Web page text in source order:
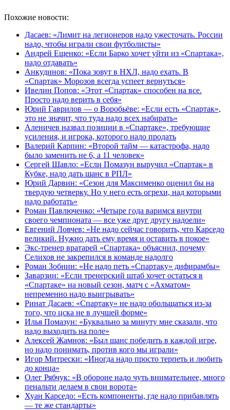
Похожие новости:
Дасаев: «Лимит на легионеров надо ужесточать. России
надо, чтобы играли свои футболисты»
Андрей Ещенко: «Если Барко хочет уйти из «Спартака»,
надо отдавать»
Анкудинов: «Пока зовут в НХЛ, надо ехать. В
«Спартак» Морозов всегда успеет вернуться»
Ивелин Попов: «Этот «Спартак» способен на все.
Просто надо верить в себя»
Юрий Гаврилов — о Воробьёве: «Если есть «Спартак»,
это не значит, что туда надо всех набирать»
Аленичев назвал позиции в «Спартаке», требующие
усиления, и игрока, которого надо продать
Валерий Карпин: «Второй тайм — катастрофа, надо
было заменить не 6, а 11 человек»
Сергей Шавло: «Если Помазун выручил «Спартак» в
Кубке, надо дать шанс в РПЛ»
Юрий Дарвин: «Сезон для Максименко оценил бы на
твердую четверку. Но у него есть огрехи, над которыми
надо работать»
Роман Павлюченко: «Четыре года варимся внутри
своего чемпионата — все уже друг другу надоели»
Евгений Ловчев: «Не надо сейчас говорить, что Карседо
великий. Нужно дать ему время и оставить в покое»
Экс-тренер вратарей «Спартака» объяснил, почему
Селихов не закрепился в команде надолго
Роман Зобнин: «Не надо петь «Спартаку» дифирамбы»
Заварзин: «Если тренерский штаб хочет остаться в
«Спартаке» на новый сезон, матч с «Ахматом»
непременно надо выигрывать»
Ринат Дасаев: «Спартаку» не надо обольщаться из-за
того, что цска не в лучшей форме»
Илья Помазун: «Буквально за минуту мне сказали, что
надо выходить на поле»
Алексей Жамнов: «Был шанс победить в каждой игре,
но надо понимать, против кого мы играли»
Игор Митрески: «Иногда надо просто терпеть и любить
до конца»
Олег Рябчук: «В обороне надо чуть внимательнее, много
пенальти делаем в свои ворота»
Хуан Карседо: «Есть компоненты, где надо прибавлять
— те же стандарты»